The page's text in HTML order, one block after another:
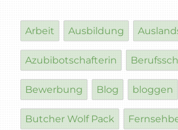
Arbeit Ausbildung
Azubibotschafterin
Bewerbung Blog bloggen
Butcher Wolf Pack